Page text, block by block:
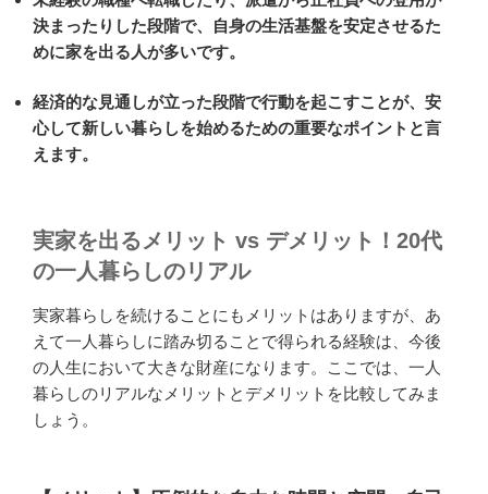
決まったりした段階で、自身の生活基盤を安定させるた
めに家を出る人が多いです。
経済的な見通しが立った段階で行動を起こすことが、安
心して新しい暮らしを始めるための重要なポイントと言
えます。
実家を出るメリット vs デメリット！20代
の一人暮らしのリアル
実家暮らしを続けることにもメリットはありますが、あ
えて一人暮らしに踏み切ることで得られる経験は、今後
の人生において大きな財産になります。ここでは、一人
暮らしのリアルなメリットとデメリットを比較してみま
しょう。